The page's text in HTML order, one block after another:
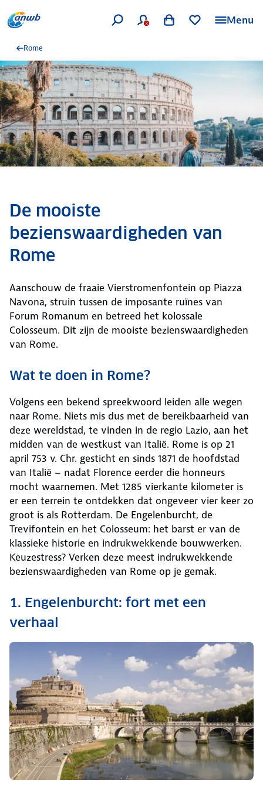
Menu
Rome
De mooiste
bezienswaardigheden van
Rome
Aanschouw de fraaie Vierstromenfontein op Piazza
Navona, struin tussen de imposante ruïnes van
Forum Romanum en betreed het kolossale
Colosseum. Dit zijn de mooiste bezienswaardigheden
van Rome.
Wat te doen in Rome?
Volgens een bekend spreekwoord leiden alle wegen
naar Rome. Niets mis dus met de bereikbaarheid van
deze wereldstad, te vinden in de regio Lazio, aan het
midden van de westkust van Italië. Rome is op 21
april 753 v. Chr. gesticht en sinds 1871 de hoofdstad
van Italië – nadat Florence eerder die honneurs
mocht waarnemen. Met 1285 vierkante kilometer is
er een terrein te ontdekken dat ongeveer vier keer zo
groot is als Rotterdam. De Engelenburcht, de
Trevifontein en het Colosseum: het barst er van de
klassieke historie en indrukwekkende bouwwerken.
Keuzestress? Verken deze meest indrukwekkende
bezienswaardigheden van Rome op je gemak.
1. Engelenburcht: fort met een
verhaal